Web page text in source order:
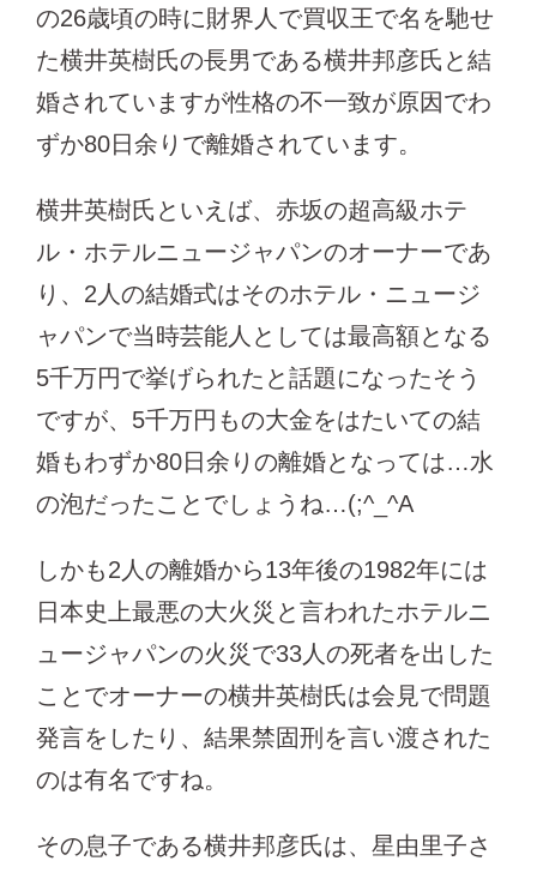
の26歳頃の時に財界人で買収王で名を馳せ
た横井英樹氏の長男である横井邦彦氏と結
婚されていますが性格の不一致が原因でわ
ずか80日余りで離婚されています。
横井英樹氏といえば、赤坂の超高級ホテ
ル・ホテルニュージャパンのオーナーであ
り、2人の結婚式はそのホテル・ニュージ
ャパンで当時芸能人としては最高額となる
5千万円で挙げられたと話題になったそう
ですが、5千万円もの大金をはたいての結
婚もわずか80日余りの離婚となっては…水
の泡だったことでしょうね…(;^_^A
しかも2人の離婚から13年後の1982年には
日本史上最悪の大火災と言われたホテルニ
ュージャパンの火災で33人の死者を出した
ことでオーナーの横井英樹氏は会見で問題
発言をしたり、結果禁固刑を言い渡された
のは有名ですね。
その息子である横井邦彦氏は、星由里子さ